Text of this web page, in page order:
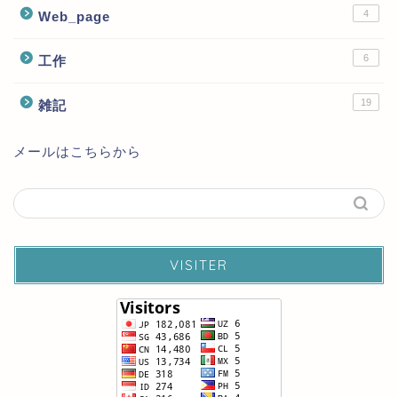
Web_page 4
工作 6
雑記 19
メールはこちらから
VISITER